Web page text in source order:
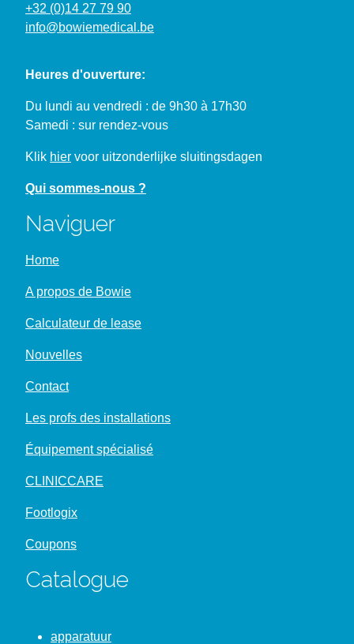
+32 (0)14 27 79 90
info@bowiemedical.be
Heures d'ouverture:
Du lundi au vendredi : de 9h30 à 17h30
Samedi : sur rendez-vous
Klik hier voor uitzonderlijke sluitingsdagen
Qui sommes-nous ?
Naviguer
Home
A propos de Bowie
Calculateur de lease
Nouvelles
Contact
Les profs des installations
Équipement spécialisé
CLINICCARE
Footlogix
Coupons
Catalogue
apparatuur